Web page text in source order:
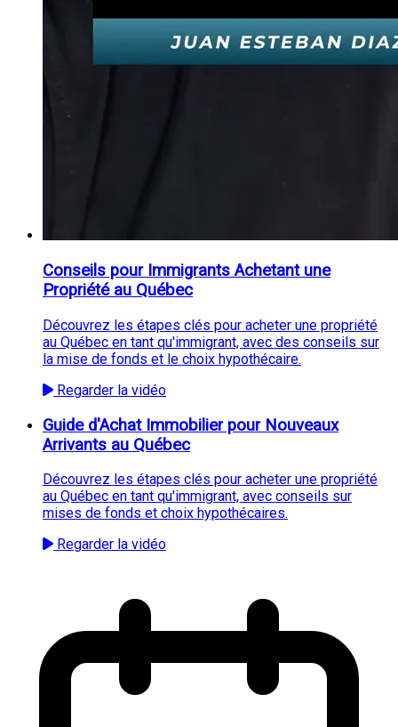
Conseils pour Immigrants Achetant une
Propriété au Québec
Découvrez les étapes clés pour acheter une propriété
au Québec en tant qu'immigrant, avec des conseils sur
la mise de fonds et le choix hypothécaire.
Regarder la vidéo
Guide d'Achat Immobilier pour Nouveaux
Arrivants au Québec
Découvrez les étapes clés pour acheter une propriété
au Québec en tant qu'immigrant, avec conseils sur
mises de fonds et choix hypothécaires.
Regarder la vidéo